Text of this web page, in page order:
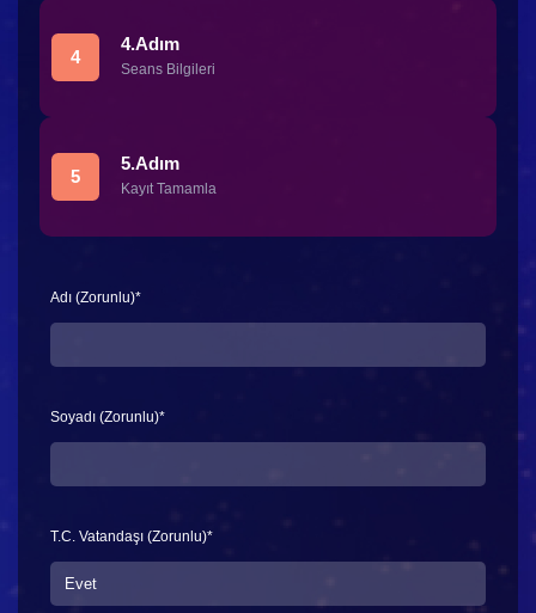
4
4.Adım
Seans Bilgileri
5
5.Adım
Kayıt Tamamla
Adı (Zorunlu)*
Soyadı (Zorunlu)*
T.C. Vatandaşı (Zorunlu)*
Evet